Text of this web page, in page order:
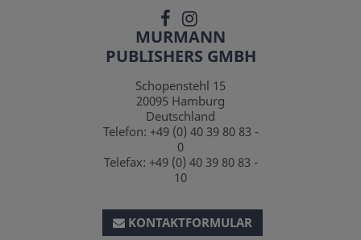
MURMANN
PUBLISHERS GMBH
Schopenstehl 15
20095 Hamburg
Deutschland
Telefon: +49 (0) 40 39 80 83 -
0
Telefax: +49 (0) 40 39 80 83 -
10
KONTAKTFORMULAR